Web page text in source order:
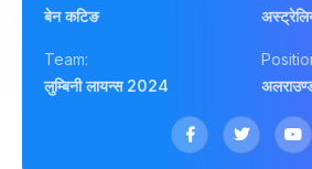
बेन कटिङ
Team:
लुम्बिनी लायन्स 2024